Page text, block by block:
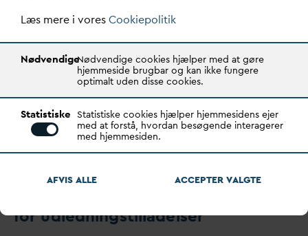
Læs også:
for udledningstilladelser
Læs mere i voresCookiepolitik
NødvendigeNødvendige cookies hjælper med at gøre
hjemmeside brugbar og kan ikke fungere
optimalt uden disse cookies.
Statistiske Statistiske cookies hjælper hjemmesidens ejer
med at forstå, hvordan besøgende interagerer
med hjemmesiden.
AFVIS ALLE ACCEPTERVALGTE